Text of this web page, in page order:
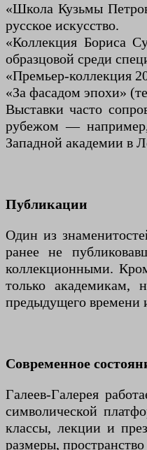
«Школа Кузьмы
русское искусство.
«Коллекция Бориса
образцовой среди
«Премьер-коллекция
«За фасадом эпохи»
Выставки часто
рубежом — например,
Западной академии в
Публикации
Один из
ранее не
коллекционными.
только академикам,
предыдущего времени
Современное
Галеев-Галерея
символической
классы, лекции и
размеры,